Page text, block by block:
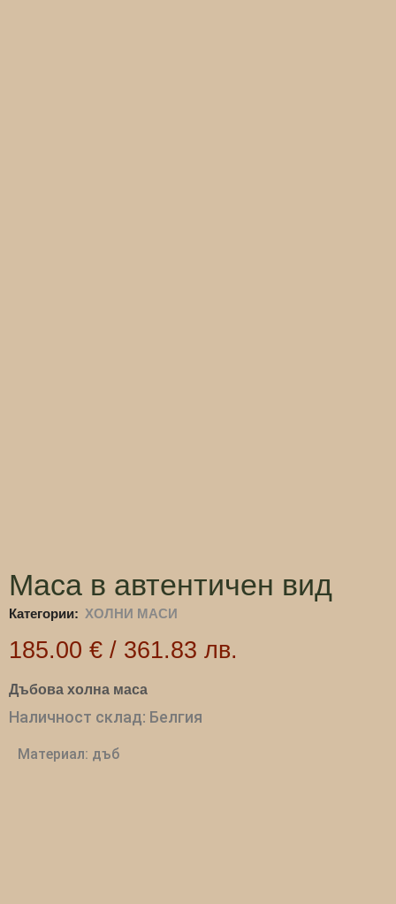
Маса в автентичен вид
Категории: ХОЛНИ МАСИ
185.00 € / 361.83 лв.
Дъбова холна маса
Наличност склад: Белгия
Материал: дъб